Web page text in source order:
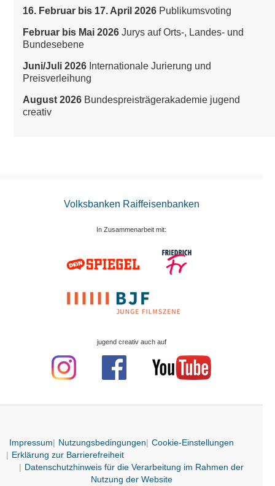
16. Februar bis 17. April 2026 Publikumsvoting
Februar bis Mai 2026 Jurys auf Orts-, Landes- und
Bundesebene
Juni/Juli 2026 Internationale Jurierung und
Preisverleihung
August 2026 Bundespreisträgerakademie jugend
creativ
Volksbanken Raiffeisenbanken
In Zusammenarbeit mit:
jugend creativ auch auf
Impressum Nutzungsbedingungen
Cookie-Einstellungen
Erklärung zur Barrierefreiheit
Datenschutzhinweis für die Verarbeitung im Rahmen der
Nutzung der Website